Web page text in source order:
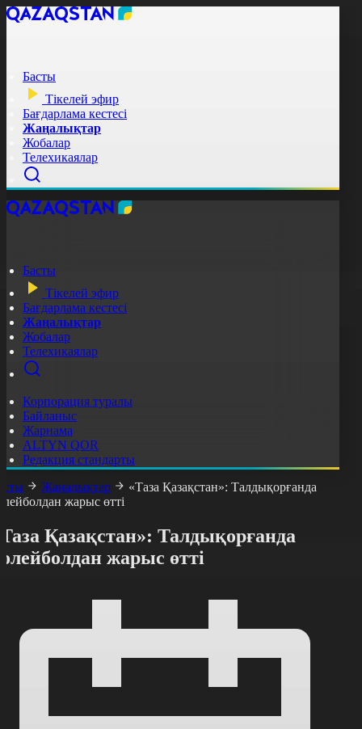
Басты
Тікелей эфир
Бағдарлама кестесі
Жаңалықтар
Жобалар
Телехикаялар
Басты
Тікелей эфир
Бағдарлама кестесі
Жаңалықтар
Жобалар
Телехикаялар
Корпорация туралы
Байланыс
Жарнама
ALTYN QOR
Редакция стандарты
Жаңалықтар
«Таза Қазақстан»: Талдықорғанда
жарыс өтті
Қазақстан»: Талдықорғанда
жарыс өтті